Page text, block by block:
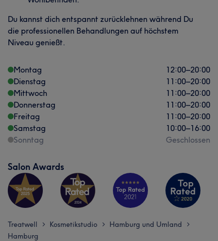
Du kannst dich entspannt zurücklehnen während Du
die professionellen Behandlungen auf höchstem
Niveau genießt.
Montag 12:00–20:00
Dienstag
11:00–20:00
Mittwoch
11:00–20:00
Donnerstag
11:00–20:00
Freitag
11:00–20:00
Samstag
10:00–16:00
Sonntag
Geschlossen
Salon Awards
Treatwell > Kosmetikstudio > Hamburg und Umland >
Hamburg